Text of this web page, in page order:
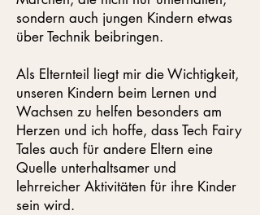
sondern auch jungen Kindern etwas
über Technik beibringen.
Als Elternteil liegt mir die Wichtigkeit,
unseren Kindern beim Lernen und
Wachsen zu helfen besonders am
Herzen und ich hoffe, dass Tech Fairy
Tales auch für andere Eltern eine
Quelle unterhaltsamer und
lehrreicher Aktivitäten für ihre Kinder
sein wird.